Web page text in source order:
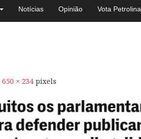
Notícias Opinião Vota Petrolina
650 × 234 pixels